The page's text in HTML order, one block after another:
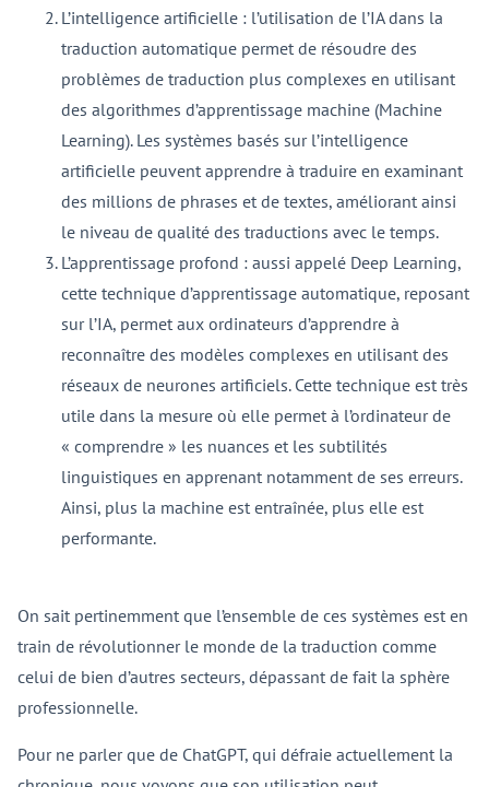
L’intelligence artificielle : l’utilisation de l’IA dans la
traduction automatique permet de résoudre des
problèmes de traduction plus complexes en utilisant
des algorithmes d’apprentissage machine (Machine
Learning). Les systèmes basés sur l’intelligence
artificielle peuvent apprendre à traduire en examinant
des millions de phrases et de textes, améliorant ainsi
le niveau de qualité des traductions avec le temps.
L’apprentissage profond : aussi appelé Deep Learning,
cette technique d’apprentissage automatique, reposant
sur l’IA, permet aux ordinateurs d’apprendre à
reconnaître des modèles complexes en utilisant des
réseaux de neurones artificiels. Cette technique est très
utile dans la mesure où elle permet à l’ordinateur de
« comprendre » les nuances et les subtilités
linguistiques en apprenant notamment de ses erreurs.
Ainsi, plus la machine est entraînée, plus elle est
performante.
On sait pertinemment que l’ensemble de ces systèmes est en
train de révolutionner le monde de la traduction comme
celui de bien d’autres secteurs, dépassant de fait la sphère
professionnelle.
Pour ne parler que de ChatGPT, qui défraie actuellement la